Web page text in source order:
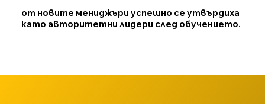
от новите мениджъри успешно се утвърдиха
като авторитетни лидери след обучението.